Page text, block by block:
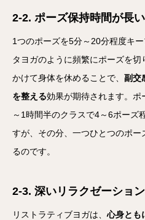
2-2. ポーズ保持時間が長い
1つのポーズを5分～20分程度キ
タヨガのように頻繁にポーズを
かけて身体を休めることで、 副交
を整える効果が期待されます。ポ
～1時間半のクラスで4～6ポーズ
すが、その分、一つひとつのポー
るのです。
2-3. 深いリラクゼーショ
リストラティブヨガは、 心身とも